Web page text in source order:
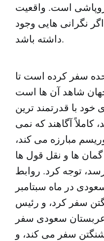
است. واقعیت
نگرانی هایی وجود
داشته باشد.
سفر کرده است تا
جهان شاهد آن ها است
خود با قدرتمند ترین
کاملاً آگاهند که نمی
مبارزه می کند،
ها و نقل قول ها
توجه کرد. روابط
در ماه سبتامبر
سفر کرد، و رئیس
عربستان سعودی سفر
سفر می کند، و